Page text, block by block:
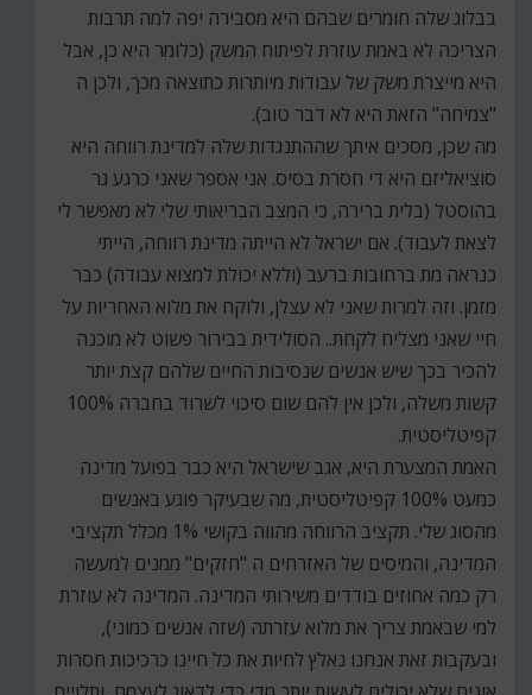
בבלוג שלה חומרים שבהם היא מסבירה יפה למה תרבות
הצריכה לא באמת עוזרת לפיתוח המשק (כלומר היא כן, אבל
היא מייצרת משק של עבודות מיותרות כתוצאה מכך, ולכן ה
"צמיחה" הזאת היא לא דבר טוב).
מה שכן, מסכים איתך שההתנגדות שלה למדינת רווחה היא
סוציאליזם היא די חסרת בסיס. אני אספר שאני כרגע גר
בהוסטל (בלית ברירה, כי המצב הבריאותי שלי לא מאפשר לי
לצאת לעבוד). אם ישראל לא הייתה מדינת רווחה, הייתי
כנראה מת ברחובות ברעב (וללא יכולת למצוא עבודה) כבר
מזמן. וזה למרות שאני לא עצלן, ולוקח את מלוא האחריות על
חיי שאני מצליח לקחת.. הסולידית בבירור פשוט לא מוכנה
להכיר בכך שיש אנשים שנסיבות החיים שלהם קצת יותר
קשות משלה, ולכן אין להם שום סיכוי לשרוד בחברה 100%
קפיטליסטית.
האמת המצערת היא, אגב שישראל היא כבר בפועל מדינה
כמעט 100% קפיטליסטית, מה שבעיקר פוגע באנשים
מהסוג שלי. תקציב הרווחה מהווה בקושי 1% מכלל תקציבי
המדינה, והמיסים של האזרחים ה "חזקים" ממנים למעשה
רק כמה אחוזים בודדים משירותי המדינה. המדינה לא עוזרת
למי שבאמת צריך את מלוא עזרתה (שזה אנשים כמוני),
ובעקבות זאת אנחנו נאלץ לחיות את כל חיינו כרכיכות חסרות